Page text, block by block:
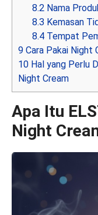
8.2 Nama
8.3 Kemasan
8.4 Tempat
9 Cara Pakai Night
10 Hal yang Perlu
Night Cream
Apa Itu
Night